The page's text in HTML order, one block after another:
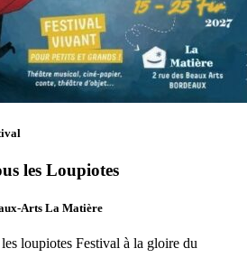
les Loupiotes
Arts La Matière
loupiotes Festival à la gloire du